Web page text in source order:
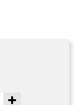
Incrémenter